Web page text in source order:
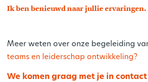
Ik ben benieuwd naar jullie ervaringen.
Meer weten over onze begeleiding
teams en leiderschap ontwikkeling ?
We komen graag met je in contact